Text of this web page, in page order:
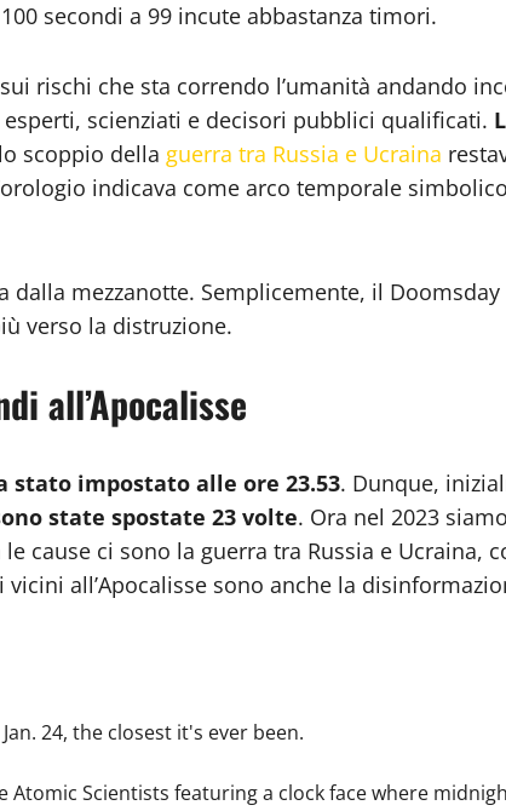
secondi a 99 incute abbastanza timori.
rischi che sta correndo l’umanità andando
scienziati e decisori pubblici qualificati.
scoppio della guerra tra Russia e Ucraina
indicava come arco temporale
dalla mezzanotte. Semplicemente, il
verso la distruzione.
all’Apocalisse
stato impostato alle ore 23.53. Dunque,
state spostate 23 volte. Ora nel 2023
cause ci sono la guerra tra Russia e Ucraina,
all’Apocalisse sono anche la
24, the closest it's ever been.
Scientists featuring a clock face where